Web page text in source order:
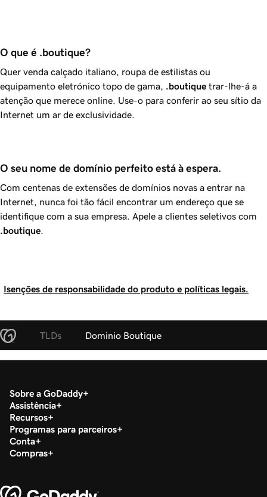
O que é .boutique?
Quer venda calçado italiano, roupa de estilistas ou
equipamento eletrónico topo de gama,
.boutique trar-lhe-á a
atenção que merece online. Use-o para conferir ao seu sítio da
Internet um ar de exclusividade.
O seu nome de domínio perfeito está à espera.
Com centenas de extensões de domínios novas a entrar na
Internet, nunca foi tão fácil encontrar um endereço que se
identifique com a sua empresa. Apele a clientes seletivos com
.boutique
Isenções de responsabilidade do produto e políticas legais.
TLDs Dominio Boutique
Sobre a GoDaddy
Assistência
Recursos
Programas para parceiros
Conta
Compras